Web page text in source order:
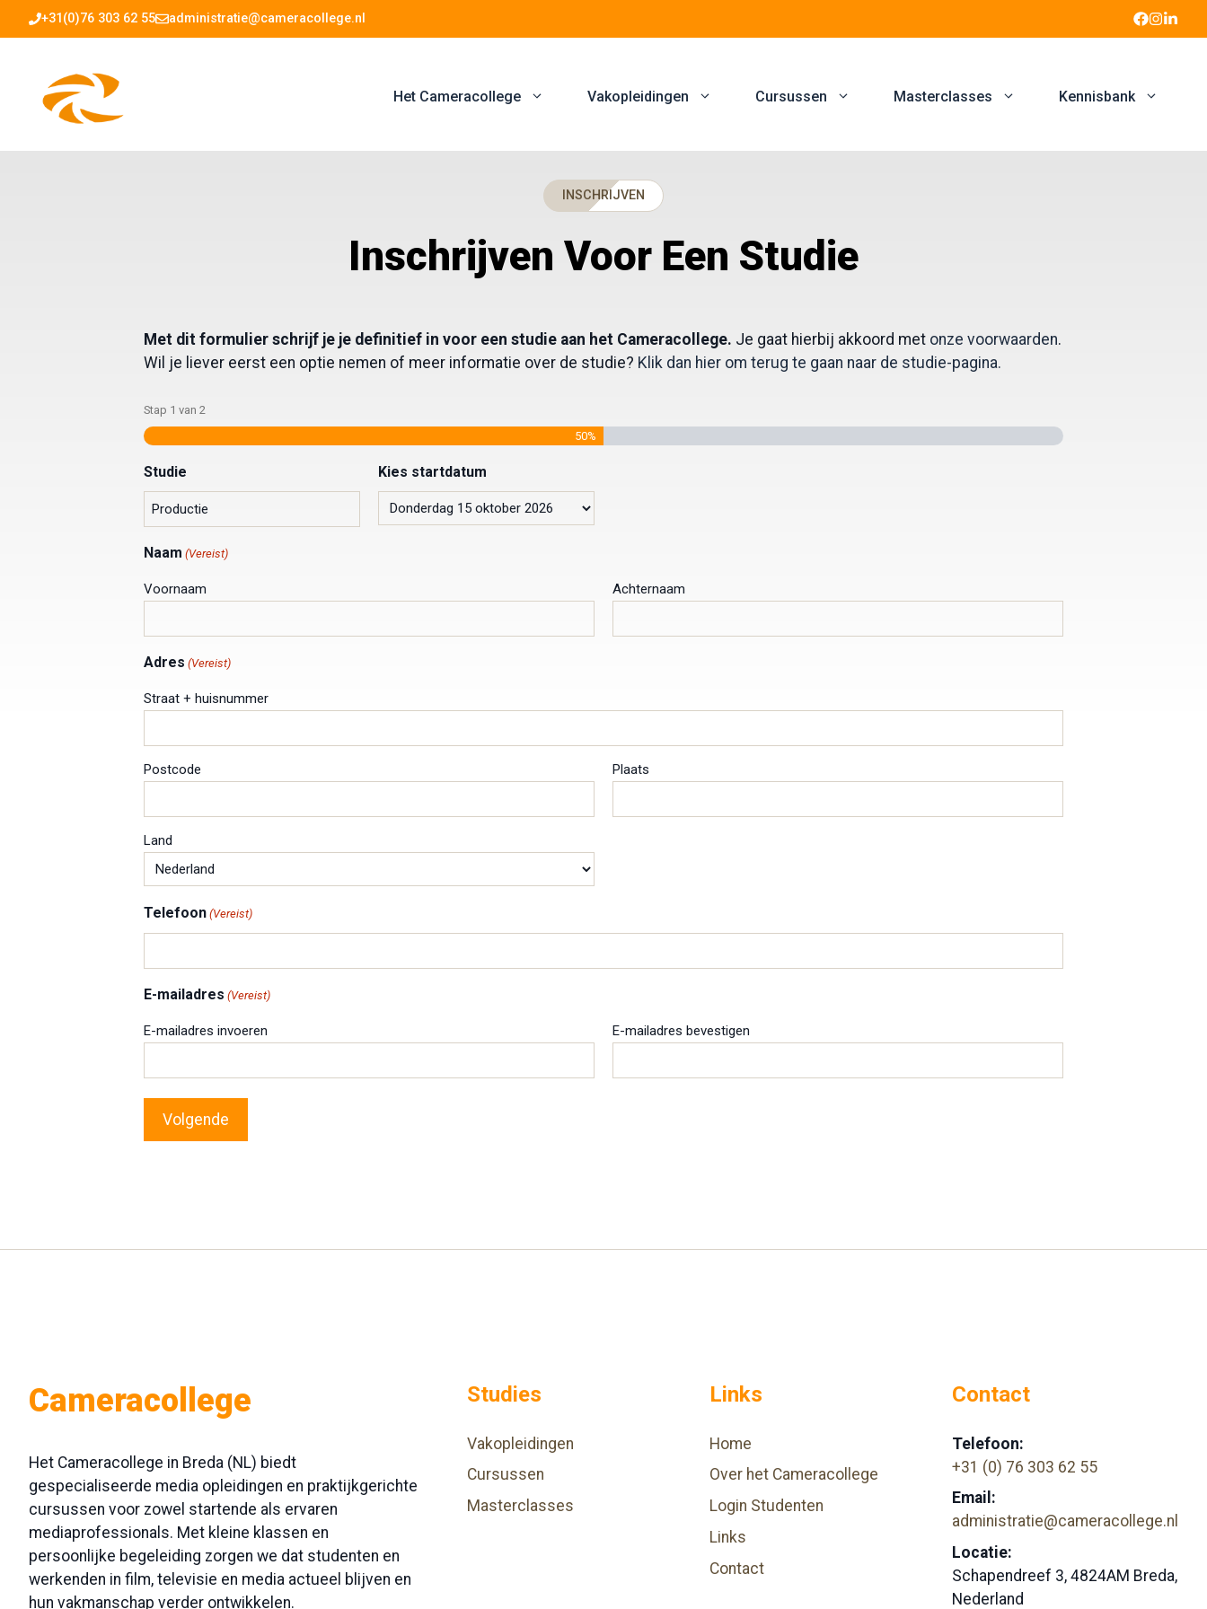
naar
+31(0)76 303 62 55 administratie@cameracollege.nl
Het Cameracollege Vakopleidingen Cursussen Masterclasses Kennisbank
INSCHRIJVEN
Inschrijven Voor Een Studie
Met dit formulier schrijf je je definitief in voor een studie aan het Cameracollege. Je gaat hierbij akkoord met onze voorwaarden.
Wil je liever eerst een optie nemen of meer informatie over de studie? Klik dan hier om terug te gaan naar de studie-pagina.
Stap 1 van 2
50%
Studie Kies startdatum
Naam (Vereist)
Voornaam Achternaam
Adres (Vereist)
Straat + huisnummer
Postcode Plaats
Land
Telefoon (Vereist)
E-mailadres (Vereist)
E-mailadres invoeren E-mailadres bevestigen
Cameracollege
Het Cameracollege in Breda (NL) biedt
gespecialiseerde media opleidingen en praktijkgerichte
cursussen voor zowel startende als ervaren
mediaprofessionals. Met kleine klassen en
persoonlijke begeleiding zorgen we dat studenten en
werkenden in film, televisie en media actueel blijven en
hun vakmanschap verder ontwikkelen.
Studies
Vakopleidingen
Cursussen
Masterclasses
Links
Home
Over het Cameracollege
Login Studenten
Links
Contact
Contact
Telefoon:
+31 (0) 76 303 62 55
Email:
administratie@cameracollege.nl
Locatie:
Schapendreef 3, 4824AM Breda,
Nederland